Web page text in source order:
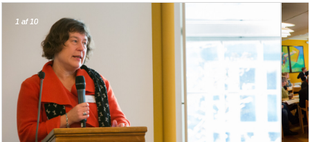
1 af 10
1 af 10